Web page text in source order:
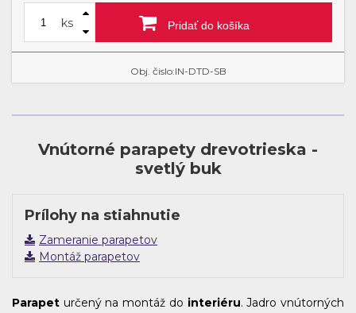
ks Pridať do košíka
Obj. čislo:IN-DTD-SB
Vnútorné parapety drevotrieska -
svetlý buk
Prílohy na stiahnutie
Zameranie parapetov
Montáž parapetov
Parapet určený na montáž do interiéru. Jadro vnútorných